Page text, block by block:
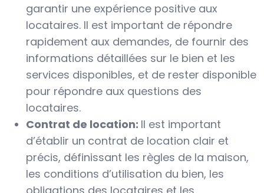
garantir une expérience positive aux
locataires. Il est important de répondre
rapidement aux demandes, de fournir des
informations détaillées sur le bien et les
services disponibles, et de rester disponible
pour répondre aux questions des
locataires.
Contrat de location: Il est important
d’établir un contrat de location clair et
précis, définissant les règles de la maison,
les conditions d’utilisation du bien, les